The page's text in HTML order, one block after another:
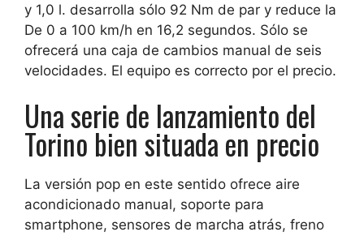
y 1,0 l. desarrolla sólo 92 Nm de par y reduce la
De 0 a 100 km/h en 16,2 segundos. Sólo se
ofrecerá una caja de cambios manual de seis
velocidades. El equipo es correcto por el precio.
Una serie de lanzamiento del
Torino bien situada en precio
La versión pop en este sentido ofrece aire
acondicionado manual, soporte para
smartphone, sensores de marcha atrás, freno